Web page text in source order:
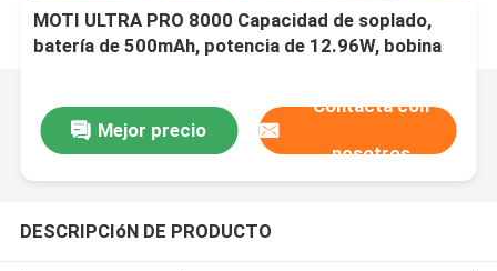
MOTI ULTRA PRO 8000 Capacidad de soplado,
batería de 500mAh, potencia de 12.96W, bobina
Mejor precio
Contacta con
nosotros
DESCRIPCIóN DE PRODUCTO